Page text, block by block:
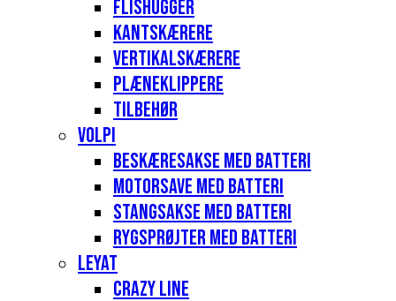
Flishugger
Kantskærere
Vertikalskærere
Plæneklippere
Tilbehør
Volpi
Beskæresakse med batteri
Motorsave med batteri
Stangsakse med batteri
Rygsprøjter med batteri
Leyat
Crazy Line